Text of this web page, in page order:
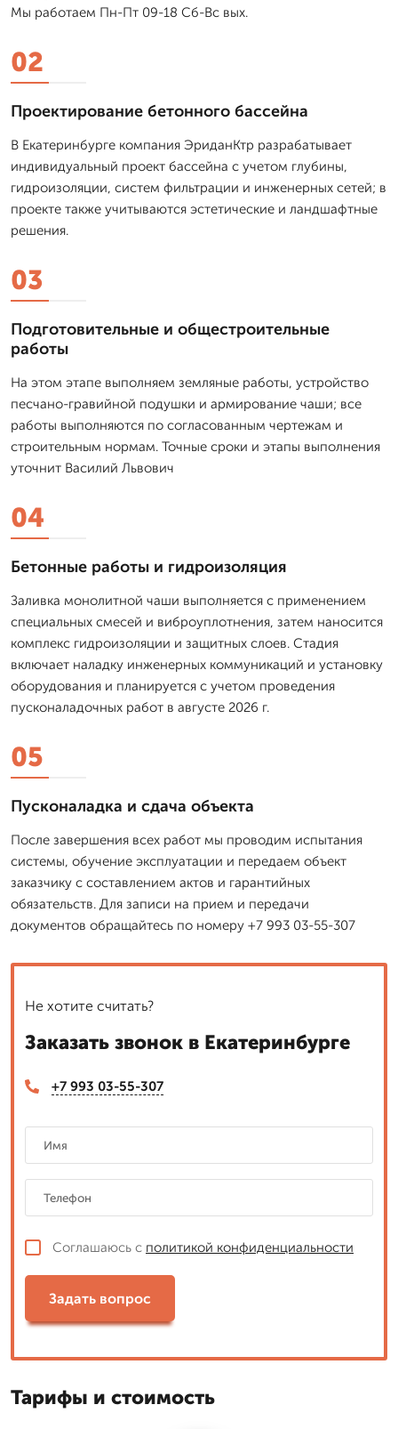
Мы работаем Пн-Пт 09-18 Сб-Вс вых.
02
Проектирование бетонного бассейна
В Екатеринбурге компания ЭриданКтр разрабатывает
индивидуальный проект бассейна с учетом глубины,
гидроизоляции, систем фильтрации и инженерных сетей; в
проекте также учитываются эстетические и ландшафтные
решения.
03
Подготовительные и общестроительные
работы
На этом этапе выполняем земляные работы, устройство
песчано-гравийной подушки и армирование чаши; все
работы выполняются по согласованным чертежам и
строительным нормам. Точные сроки и этапы выполнения
уточнит Василий Львович
04
Бетонные работы и гидроизоляция
Заливка монолитной чаши выполняется с применением
специальных смесей и виброуплотнения, затем наносится
комплекс гидроизоляции и защитных слоев. Стадия
включает наладку инженерных коммуникаций и установку
оборудования и планируется с учетом проведения
пусконаладочных работ в августе 2026 г.
05
Пусконаладка и сдача объекта
После завершения всех работ мы проводим испытания
системы, обучение эксплуатации и передаем объект
заказчику с составлением актов и гарантийных
обязательств. Для записи на прием и передачи
документов обращайтесь по номеру +7 993 03-55-307
Не хотите считать?
Заказать звонок в Екатеринбурге
+7 993 03-55-307
Соглашаюсь с политикой конфиденциальности
Задать вопрос
Тарифы и стоимость